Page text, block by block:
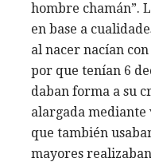
hombre chamán”.
en base a
al nacer nacían
por que tenían 6
daban forma a su
alargada mediante
que también
mayores